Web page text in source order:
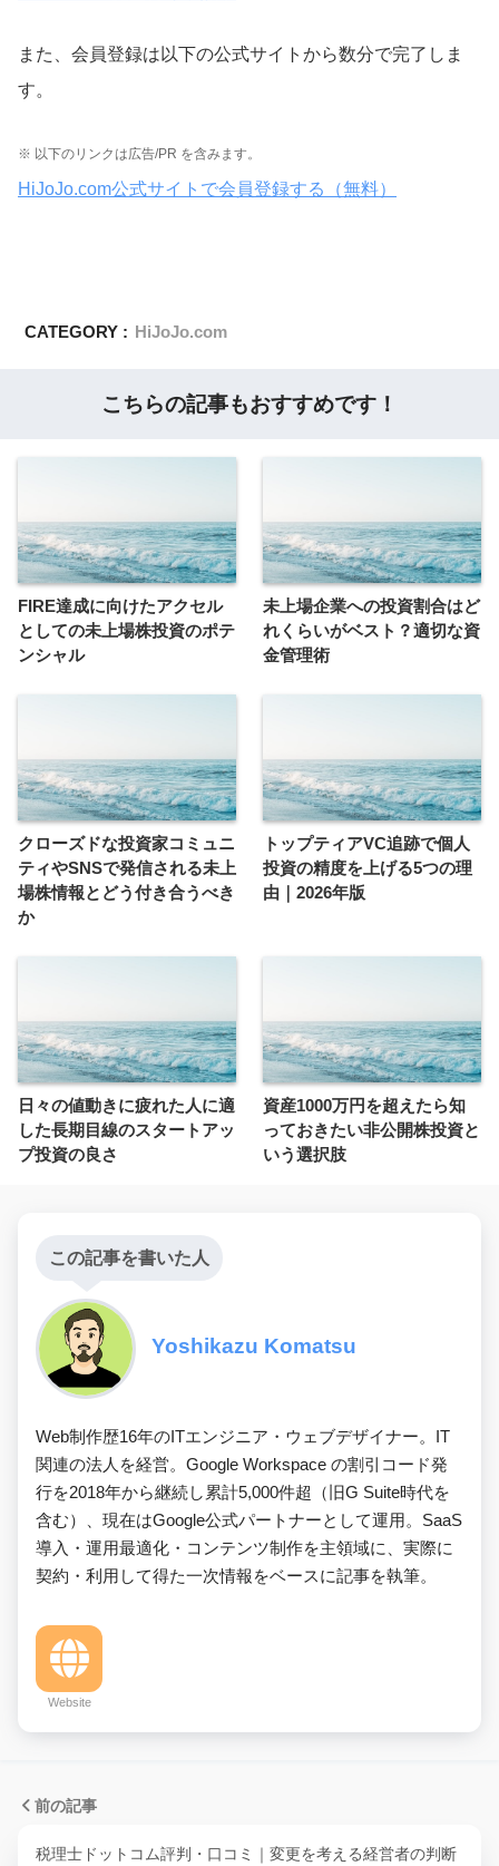
また、会員登録は以下の公式サイトから数分で完了しま
す。
※ 以下のリンクは広告/PR を含みます。
HiJoJo.com公式サイトで会員登録する（無料）
CATEGORY : HiJoJo.com
こちらの記事もおすすめです！
FIRE達成に向けたアクセル
としての未上場株投資のポテ
ンシャル
未上場企業への投資割合はど
れくらいがベスト？適切な資
金管理術
クローズドな投資家コミュニ
ティやSNSで発信される未上
場株情報とどう付き合うべき
か
トップティアVC追跡で個人
投資の精度を上げる5つの理
由｜2026年版
日々の値動きに疲れた人に適
した長期目線のスタートアッ
プ投資の良さ
資産1000万円を超えたら知
っておきたい非公開株投資と
いう選択肢
この記事を書いた人
Yoshikazu Komatsu
Web制作歴16年のITエンジニア・ウェブデザイナー。IT
関連の法人を経営。Google Workspace の割引コード発
行を2018年から継続し累計5,000件超（旧G Suite時代を
含む）、現在はGoogle公式パートナーとして運用。SaaS
導入・運用最適化・コンテンツ制作を主領域に、実際に
契約・利用して得た一次情報をベースに記事を執筆。
Website
前の記事
税理士ドットコム評判・口コミ｜変更を考える経営者の判断